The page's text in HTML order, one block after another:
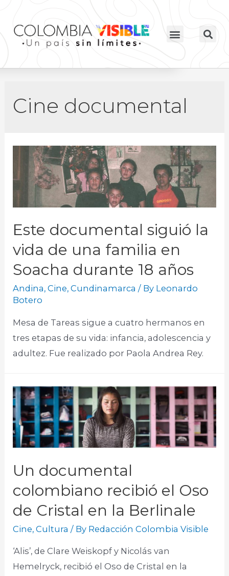
Cine documental
Este documental siguió la
vida de una familia en
Soacha durante 18 años
Andina,Cine,Cundinamarca / By Leonardo
Botero
Mesa de Tareas sigue a cuatro hermanos en
tres etapas de su vida: infancia, adolescencia y
adultez. Fue realizado por Paola Andrea Rey.
Un documental
colombiano recibió el Oso
de Cristal en la Berlinale
Cine,Cultura / By Redacción Colombia Visible
‘Alis’, de Clare Weiskopf y Nicolás van
Hemelryck, recibió el Oso de Cristal en la